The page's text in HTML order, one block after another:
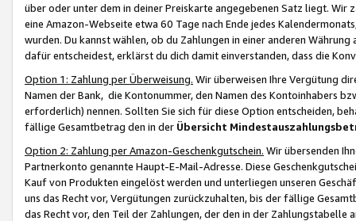
über oder unter dem in deiner Preiskarte angegebenen Satz liegt.
eine Amazon-Webseite etwa 60 Tage nach Ende jedes
wurden. Du kannst wählen, ob du Zahlungen in einer anderen
dafür entscheidest, erklärst du dich damit einverstanden, dass die
Option 1: Zahlung per Überweisung. Wir überweisen Ihre Vergütung
Namen der Bank, die Kontonummer, den Namen des Kontoinhabers
erforderlich) nennen. Sollten Sie sich für diese Option entscheiden,
fällige Gesamtbetrag den in der Übersicht
Option 2: Zahlung per Amazon-Geschenkgutschein. Wir übersenden
Partnerkonto genannte Haupt-E-Mail-Adresse. Diese
Kauf von Produkten eingelöst werden und unterliegen unseren
uns das Recht vor, Vergütungen zurückzuhalten, bis der fällige
das Recht vor, den Teil der Zahlungen, der den in der